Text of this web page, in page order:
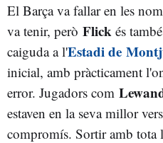
El Barça va fallar en les
va tenir, però Flick és
caiguda a l'Estadi de
inicial, amb pràcticament
error. Jugadors com
estaven en la seva millor
compromís. Sortir amb tota